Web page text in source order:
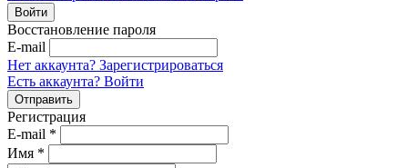
Восстановление пароля
E-mail
Нет аккаунта? Зарегистрироваться
Есть аккаунта? Войти
Регистрация
E-mail *
Имя *